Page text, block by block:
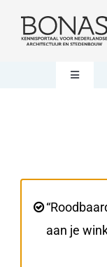
naar
Berichten
Steun BONAS
Toggle
Winkelwagen
aan je